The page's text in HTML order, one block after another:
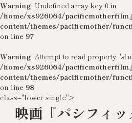
Warning: Undefined array key 0 in
/home/xs926064/
content/themes/pacificmother/
on line 97
Warning: Attempt to read property
/home/xs926064/
content/themes/pacificmother/
on line 98
class="lower single">
映画『パシフィ